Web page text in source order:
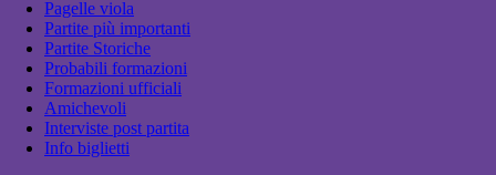
Pagelle viola
Partite più importanti
Partite Storiche
Probabili formazioni
Formazioni ufficiali
Amichevoli
Interviste post partita
Info biglietti